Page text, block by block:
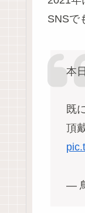
SNSで
本
既
頂
—